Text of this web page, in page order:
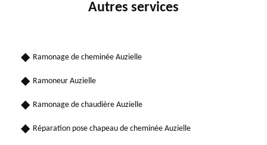
Autres services
Ramonage de cheminée Auzielle
Ramoneur Auzielle
Ramonage de chaudière Auzielle
Réparation pose chapeau de cheminée Auzielle